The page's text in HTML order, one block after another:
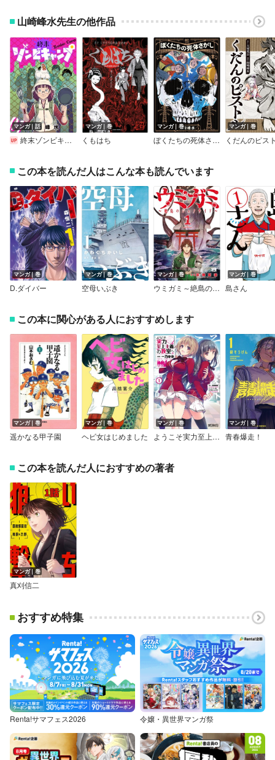
山崎峰水先生の他作品
マンガ｜話
終末ゾンビキャンプ【単話】
マンガ｜巻
くもはち
マンガ｜巻
ぼくたちの死体さがし
マンガ｜巻
くだんのピス
この本を読んだ人はこんな本も読んでいます
マンガ｜巻
D.ダイバー
マンガ｜巻
空母いぶき
マンガ｜巻
ウミガミ～絶島のジェノサイド～
マンガ｜巻
島さん
この本に関心がある人におすすめします
マンガ｜巻
遥かなる甲子園
マンガ｜巻
ヘビ女はじめました
マンガ｜巻
ようこそ実力至上主義の教室へ
マンガ｜巻
青春爆走！
この本を読んだ人におすすめの著者
マンガ｜巻
真刈信二
おすすめ特集
Renta!サマフェス2026 令嬢・異世界マンガ祭